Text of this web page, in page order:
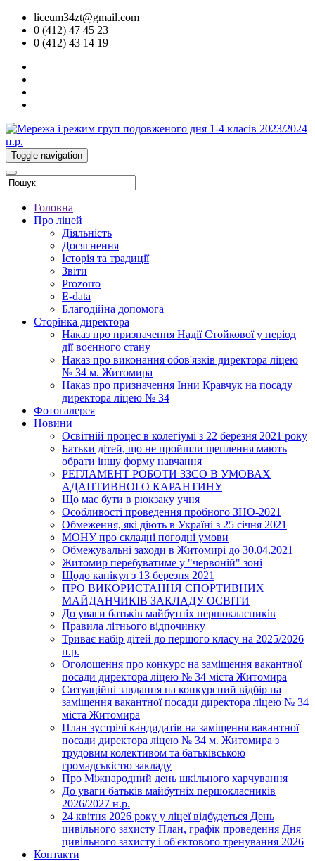
liceum34zt@gmail.com
0 (412) 47 45 23
0 (412) 43 14 19
Toggle navigation
Головна
Про ліцей
Діяльність
Досягнення
Історія та традиції
Звіти
Prozorro
E-data
Благодійна допомога
Сторінка директора
Наказ про призначення Надії Стойкової у період
дії воєнного стану
Наказ про виконання обов'язків директора ліцею
№ 34 м. Житомира
Наказ про призначення Інни Кравчук на посаду
директора ліцею № 34
Фотогалерея
Новини
Освітній процес в колегіумі з 22 березня 2021 року
Батьки дітей, що не пройшли щеплення мають
обрати іншу форму навчання
РЕГЛАМЕНТ РОБОТИ ЗЗСО В УМОВАХ
АДАПТИВНОГО КАРАНТИНУ
Що має бути в рюкзаку учня
Особливості проведення пробного ЗНО-2021
Обмеження, які діють в Україні з 25 січня 2021
МОНУ про складні погодні умови
Обмежувальні заходи в Житомирі до 30.04.2021
Житомир перебуватиме у "червоній" зоні
Щодо канікул з 13 березня 2021
ПРО ВИКОРИСТАННЯ СПОРТИВНИХ
МАЙДАНЧИКІВ ЗАКЛАДУ ОСВІТИ
До уваги батьків майбутніх першокласників
Правила літнього відпочинку
Триває набір дітей до першого класу на 2025/2026
н.р.
Оголошення про конкурс на заміщення вакантної
посади директора ліцею № 34 міста Житомира
Ситуаційні завдання на конкурсний відбір на
заміщення вакантної посади директора ліцею № 34
міста Житомира
План зустрічі кандидатів на заміщення вакантної
посади директора ліцею № 34 м. Житомира з
трудовим колективом та батьківською
громадськістю закладу
Про Міжнародний день шкільного харчування
До уваги батьків майбутніх першокласників
2026/2027 н.р.
24 квітня 2026 року у ліцеї відбудеться День
цивільного захисту План, графік проведення Дня
цивільного захисту і об'єктового тренування 2026
Контакти